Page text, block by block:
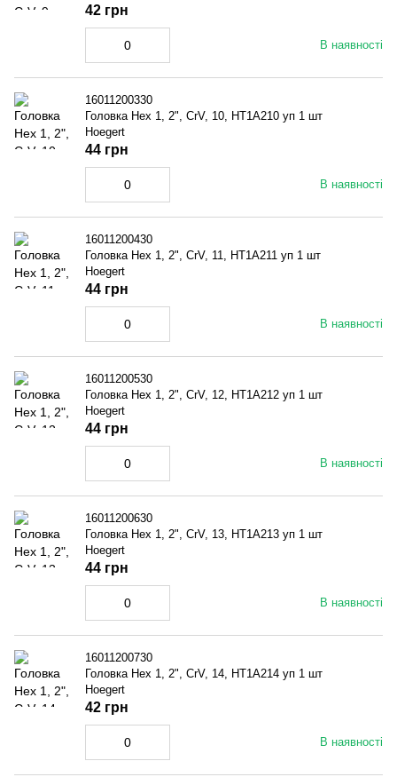
В наявності
42 грн
16011200330
Головка Hex 1, 2", CrV, 10, HT1A210 уп 1 шт
Hoegert
В наявності
44 грн
16011200430
Головка Hex 1, 2", CrV, 11, HT1A211 уп 1 шт
Hoegert
В наявності
44 грн
16011200530
Головка Hex 1, 2", CrV, 12, HT1A212 уп 1 шт
Hoegert
В наявності
44 грн
16011200630
Головка Hex 1, 2", CrV, 13, HT1A213 уп 1 шт
Hoegert
В наявності
44 грн
16011200730
Головка Hex 1, 2", CrV, 14, HT1A214 уп 1 шт
Hoegert
В наявності
42 грн